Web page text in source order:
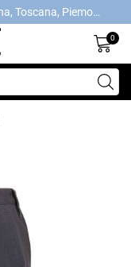
A servizio degli scout di Emilia Romagna, Toscana, Piemonte, Valle d'Aosta- Gratis la spedizione con ordini > €40
0